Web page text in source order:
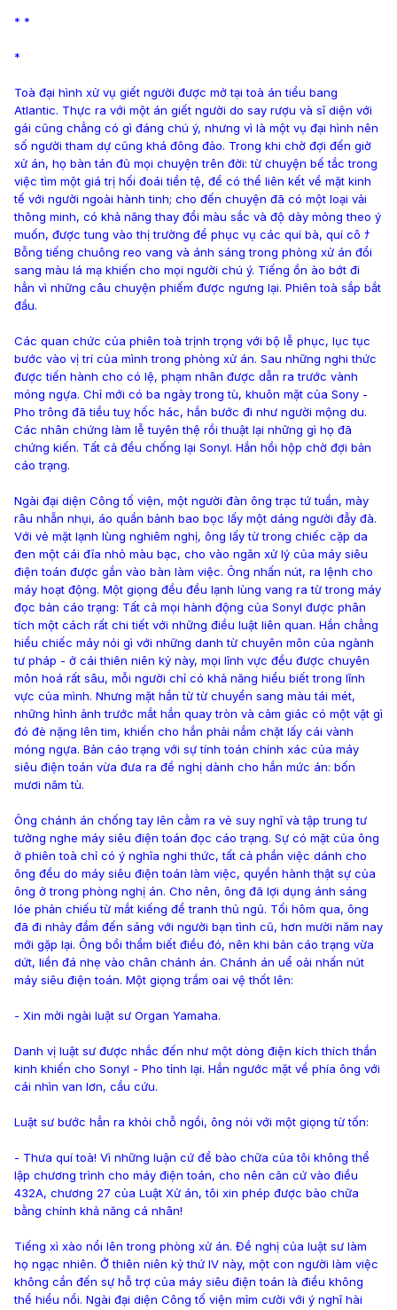
* *
*
Toà đại hình xử vụ giết người được mở tại toà án tiểu bang
Atlantic. Thực ra với một án giết người do say rượu và sĩ diện với
gái cũng chẳng có gì đáng chú ý, nhưng vì là một vụ đại hình nên
số người tham dự cũng khá đông đảo. Trong khi chờ đợi đến giờ
xử án, họ bàn tán đủ mọi chuyện trên đời: từ chuyện bế tắc trong
việc tìm một giá trị hối đoái tiền tệ, để có thể liên kết về mặt kinh
tế với người ngoài hành tinh; cho đến chuyện đã có một loại vải
thông minh, có khả năng thay đổi màu sắc và độ dày mỏng theo ý
muốn, được tung vào thị trường để phục vụ các quí bà, quí cô ﾅ
Bỗng tiếng chuông reo vang và ánh sáng trong phòng xử án đổi
sang màu lá mạ khiến cho mọi người chú ý. Tiếng ồn ào bớt đi
hẳn vì những câu chuyện phiếm được ngưng lại. Phiên toà sắp bắt
đầu.
Các quan chức của phiên toà trịnh trọng với bộ lễ phục, lục tục
bước vào vị trí của mình trong phòng xử án. Sau những nghi thức
được tiến hành cho có lệ, phạm nhân được dẫn ra trước vành
móng ngựa. Chỉ mới có ba ngày trong tù, khuôn mặt của Sony -
Pho trông đã tiều tuỵ hốc hác, hắn bước đi như người mộng du.
Các nhân chứng làm lễ tuyên thệ rồi thuật lại những gì họ đã
chứng kiến. Tất cả đều chống lại Sonyl. Hắn hồi hộp chờ đợi bản
cáo trạng.
Ngài đại diện Công tố viện, một người đàn ông trạc tứ tuần, mày
râu nhẵn nhụi, áo quần bảnh bao bọc lấy một dáng người đẫy đà.
Với vẻ mặt lạnh lùng nghiêm nghị, ông lấy từ trong chiếc cặp da
đen một cái đĩa nhỏ màu bạc, cho vào ngăn xử lý của máy siêu
điện toán được gắn vào bàn làm việc. Ông nhấn nút, ra lệnh cho
máy hoạt động. Một giọng đều đều lạnh lùng vang ra từ trong máy
đọc bản cáo trạng: Tất cả mọi hành động của Sonyl được phân
tích một cách rất chi tiết với những điều luật liên quan. Hắn chẳng
hiểu chiếc máy nói gì với những danh từ chuyên môn của ngành
tư pháp - ở cái thiên niên kỷ này, mọi lĩnh vực đều được chuyên
môn hoá rất sâu, mỗi người chỉ có khả năng hiểu biết trong lĩnh
vực của mình. Nhưng mặt hắn từ từ chuyển sang màu tái mét,
những hình ảnh trước mắt hắn quay tròn và cảm giác có một vật gì
đó đè nặng lên tim, khiến cho hắn phải nắm chặt lấy cái vành
móng ngựa. Bản cáo trạng với sự tính toán chính xác của máy
siêu điện toán vừa đưa ra đề nghị dành cho hắn mức án: bốn
mươi năm tù.
Ông chánh án chống tay lên cằm ra vẻ suy nghĩ và tập trung tư
tưởng nghe máy siêu điện toán đọc cáo trạng. Sự có mặt của ông
ở phiên toà chỉ có ý nghĩa nghi thức, tất cả phần việc dánh cho
ông đều do máy siêu điện toán làm việc, quyền hành thật sự của
ông ở trong phòng nghị án. Cho nên, ông đã lợi dụng ánh sáng
lóe phản chiếu từ mắt kiếng để tranh thủ ngủ. Tối hôm qua, ông
đã đi nhảy đầm đến sáng với người bạn tình cũ, hơn mười năm nay
mới gặp lại. Ông bồi thẩm biết điều đó, nên khi bản cáo trạng vừa
dứt, liền đá nhẹ vào chân chánh án. Chánh án uể oải nhấn nút
máy siêu điện toán. Một giọng trầm oai vệ thốt lên:
- Xin mời ngài luật sư Organ Yamaha.
Danh vị luật sư được nhắc đến như một dòng điện kích thích thần
kinh khiến cho Sonyl - Pho tỉnh lại. Hắn ngước mặt về phía ông với
cái nhìn van lơn, cầu cứu.
Luật sư bước hẳn ra khỏi chỗ ngồi, ông nói với một giọng từ tốn:
- Thưa quí toà! Vì những luận cứ để bào chữa của tôi không thể
lập chương trình cho máy điện toán, cho nên căn cứ vào điều
432A, chương 27 của Luật Xử án, tôi xin phép được bào chữa
bằng chính khả năng cá nhân!
Tiếng xì xào nổi lên trong phòng xử án. Đề nghị của luật sư làm
họ ngạc nhiên. Ở thiên niên kỷ thứ IV này, một con người làm việc
không cần đến sự hỗ trợ của máy siêu điện toán là điều không
thể hiểu nổi. Ngài đại diện Công tố viện mỉm cười với ý nghĩ hài